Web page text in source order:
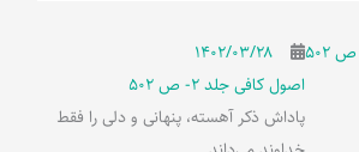
۱۴۰۲/۰۳/۲۸
اصول کافی جلد 2- ص 502
پاداش ذکر آهسته، پنهانی و دلی را فقط